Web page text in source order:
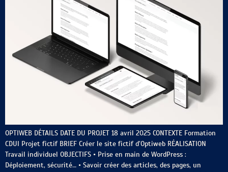
OPTIWEB DÉTAILS DATE DU PROJET 18 avril 2025 CONTEXTE Formation
CDUI Projet fictif BRIEF Créer le site fictif d’Optiweb RÉALISATION
Travail individuel OBJECTIFS • Prise en main de WordPress :
Déploiement, sécurité… • Savoir créer des articles, des pages, un